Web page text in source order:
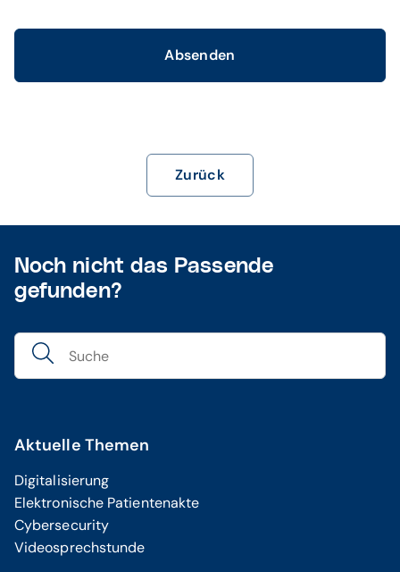
Absenden
Zurück
Noch nicht das Passende
gefunden?
Aktuelle Themen
Digitalisierung
Elektronische Patientenakte
Cybersecurity
Videosprechstunde